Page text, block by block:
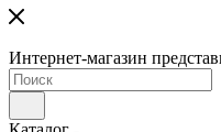
Интернет-магазин